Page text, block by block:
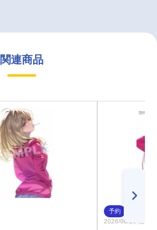
関連商品
予約
2026/08/26 発売